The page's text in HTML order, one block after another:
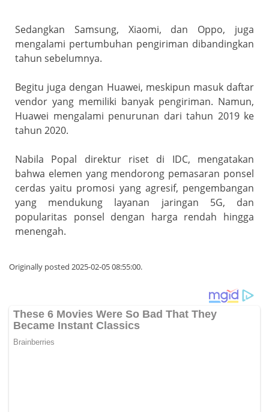
Sedangkan Samsung, Xiaomi, dan Oppo, juga
mengalami pertumbuhan pengiriman dibandingkan
tahun sebelumnya.
Begitu juga dengan Huawei, meskipun masuk daftar
vendor yang memiliki banyak pengiriman. Namun,
Huawei mengalami penurunan dari tahun 2019 ke
tahun 2020.
Nabila Popal direktur riset di IDC, mengatakan
bahwa elemen yang mendorong pemasaran ponsel
cerdas yaitu promosi yang agresif, pengembangan
yang mendukung layanan jaringan 5G, dan
popularitas ponsel dengan harga rendah hingga
menengah.
Originally posted 2025-02-05 08:55:00.